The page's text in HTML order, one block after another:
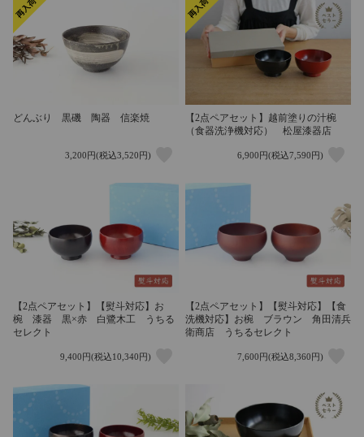
どんぶり 黒磯 陶器 信楽焼
3,200円(税込3,520円)
【2点ペアセット】越前塗りの汁椀
（食器洗浄機対応） 松屋漆器店
6,900円(税込7,590円)
【2点ペアセット】【熨斗対応】お
椀 漆器 黒×赤 白鷺木工 うちる
セレクト
9,400円(税込10,340円)
【2点ペアセット】【熨斗対応】【食
洗機対応】お椀 ブラウン 角田清兵
衛商店 うちるセレクト
7,600円(税込8,360円)